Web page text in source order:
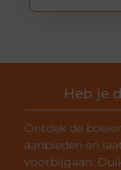
Heb je
Ontdek de
aanbieden en
voorbijgaan.